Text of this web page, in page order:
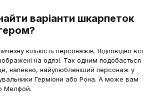
варіанти шкарпеток
кількість персонажів. Відповідно всі
на одязі. Так одним подобається
напевно, найулюбленіший персонаж у
Герміони або Рона. А може вам
Мелфой.